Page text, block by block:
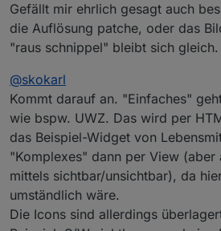
Gefällt mir ehrlich gesagt auch
die Auflösung patche, oder das
"raus schnippel" bleibt sich gleich.
@skokarl
Kommt darauf an. "Einfaches"
wie bspw. UWZ. Das wird per
das Beispiel-Widget von
"Komplexes" dann per View (aber
mittels sichtbar/unsichtbar), da
umständlich wäre.
Die Icons sind allerdings